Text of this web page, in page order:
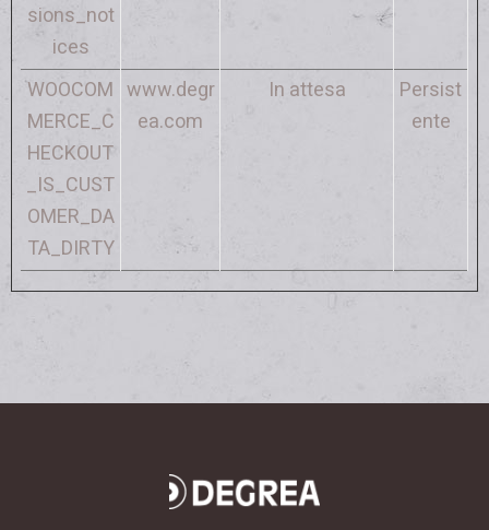
sions_not
ices
WOOCOM
MERCE_C
HECKOUT
_IS_CUST
OMER_DA
TA_DIRTY
www.degr
ea.com
In attesa
Persist
ente